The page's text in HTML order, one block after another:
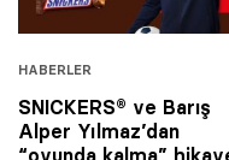
HABERLER
SNICKERS® ve Barış
Alper Yılmaz’dan